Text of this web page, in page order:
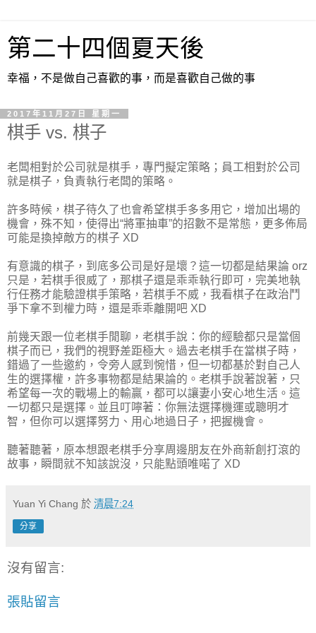
第二十四個夏天後
幸福，不是做自己喜歡的事，而是喜歡自己做的事
2017年11月27日 星期一
棋手 vs. 棋子
老闆相對於公司就是棋手，專門擬定策略；員工相對於公司
就是棋子，負責執行老闆的策略。
許多時候，棋子待久了也會希望棋手多多用它，增加出場的
機會，殊不知，使得出“將軍抽車”的招數不是常態，更多佈局
可能是換掉敵方的棋子 XD
有意識的棋子，到底多公司是好是壞？這一切都是結果論 orz
只是，若棋手很威了，那棋子還是乖乖執行即可，完美地執
行任務才能驗證棋手策略，若棋手不威，我看棋子在政治鬥
爭下拿不到權力時，還是乖乖離開吧 XD
前幾天跟一位老棋手閒聊，老棋手說：你的經驗都只是當個
棋子而已，我們的視野差距極大。過去老棋手在當棋子時，
錯過了一些邀約，令旁人感到惋惜，但一切都基於對自己人
生的選擇權，許多事物都是結果論的。老棋手說著說著，只
希望每一次的戰場上的輸贏，都可以讓妻小安心地生活。這
一切都只是選擇。並且叮嚀著：你無法選擇機運或聰明才
智，但你可以選擇努力、用心地過日子，把握機會。
聽著聽著，原本想跟老棋手分享周邊朋友在外商新創打滾的
故事，瞬間就不知該說沒，只能點頭唯喏了 XD
Yuan Yi Chang 於 清晨7:24
分享
沒有留言:
張貼留言